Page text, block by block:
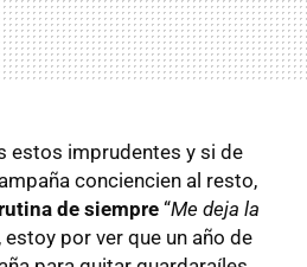
estos imprudentes y si de
conciencien al resto,
de siempre “Me deja la
estoy por ver que un año de